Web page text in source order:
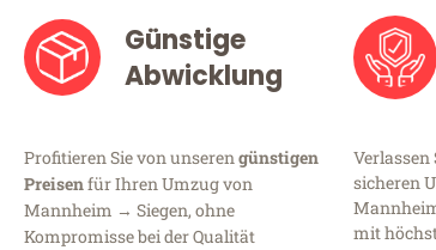
Günstige
Abwicklung
Profitieren Sie von unserengünstigen
Preisenfür Ihren Umzug von
Mannheim → Siegen, ohne
Kompromisse bei der Qualität
Verlassen
sicheren
mit